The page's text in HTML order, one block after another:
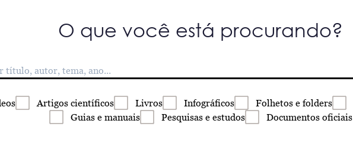
O que você está procurando?
Artigos científicos Livros Infográficos Folhetos e folders
Guias e manuais Pesquisas e estudos Documentos oficiais